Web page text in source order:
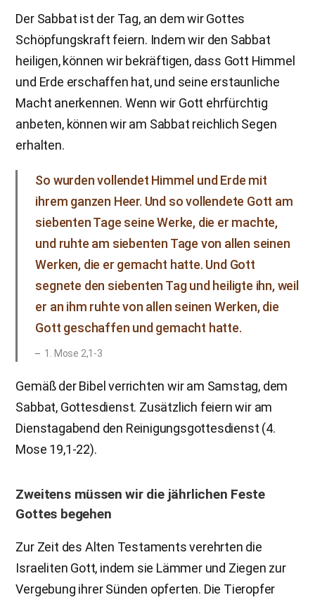
Der Sabbat ist der Tag, an dem wir Gottes
Schöpfungskraft feiern. Indem wir den Sabbat
heiligen, können wir bekräftigen, dass Gott Himmel
und Erde erschaffen hat, und seine erstaunliche
Macht anerkennen. Wenn wir Gott ehrfürchtig
anbeten, können wir am Sabbat reichlich Segen
erhalten.
So wurden vollendet Himmel und Erde mit
ihrem ganzen Heer. Und so vollendete Gott am
siebenten Tage seine Werke, die er machte,
und ruhte am siebenten Tage von allen seinen
Werken, die er gemacht hatte. Und Gott
segnete den siebenten Tag und heiligte ihn, weil
er an ihm ruhte von allen seinen Werken, die
Gott geschaffen und gemacht hatte.
1. Mose 2,1-3
Gemäß der Bibel verrichten wir am Samstag, dem
Sabbat, Gottesdienst. Zusätzlich feiern wir am
Dienstagabend den Reinigungsgottesdienst (4.
Mose 19,1-22).
Zweitens müssen wir die jährlichen Feste
Gottes begehen
Zur Zeit des Alten Testaments verehrten die
Israeliten Gott, indem sie Lämmer und Ziegen zur
Vergebung ihrer Sünden opferten. Die Tieropfer